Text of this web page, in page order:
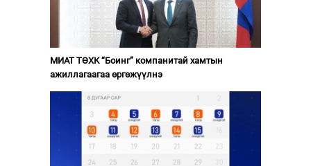
МИАТ ТӨХК “Боинг” компанитай хамтын
ажиллагаагаа өргөжүүлнэ